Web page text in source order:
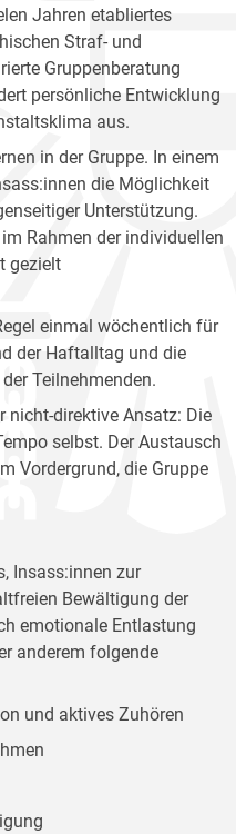
Jahren etabliertes
Straf- und
Gruppenberatung
persönliche Entwicklung
aus.
in der Gruppe. In einem
die Möglichkeit
Unterstützung.
Rahmen der individuellen
gezielt
einmal wöchentlich für
der Haftalltag und die
Teilnehmenden.
nicht-direktive Ansatz: Die
selbst. Der Austausch
Vordergrund, die Gruppe
Insass:innen zur
Bewältigung der
emotionale Entlastung
anderem folgende
und aktives Zuhören